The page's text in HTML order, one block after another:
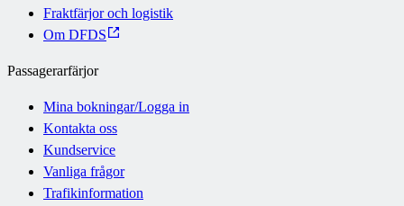
Fraktfärjor och logistik
Om DFDS
Passagerarfärjor
Mina bokningar/Logga in
Kontakta oss
Kundservice
Vanliga frågor
Trafikinformation